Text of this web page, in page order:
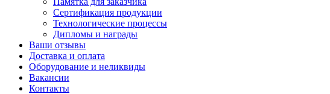
Сертификация продукции
Технологические процессы
Дипломы и награды
Ваши отзывы
Доставка и оплата
Оборудование и неликвиды
Вакансии
Контакты